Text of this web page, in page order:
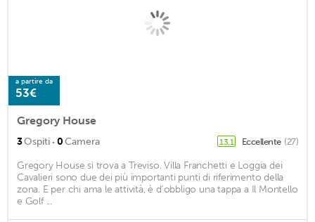
a partire da
53€
Gregory House
3Ospiti · 0Camera 13,1 Eccellente (27)
Gregory House si trova a Treviso. Villa Franchetti e Loggia dei
Cavalieri sono due dei più importanti punti di riferimento della
zona. E per chi ama le attività, è d'obbligo una tappa a Il Montello
e Golf ...